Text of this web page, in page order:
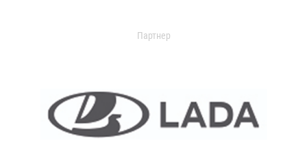
Партнер